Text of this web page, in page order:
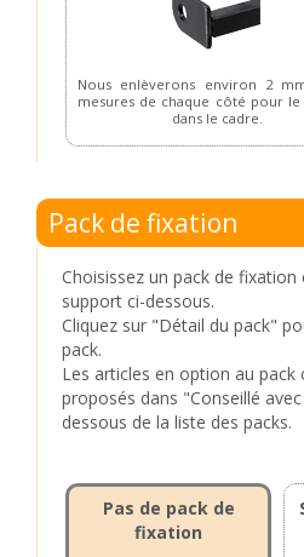
Nous enlèverons environ 2
mesures de chaque côté pour le
dans le cadre.
Pack de fixation
Choisissez un pack de
support ci-dessous.
Cliquez sur "Détail du pack"
pack.
Les articles en option au pack
proposés dans "Conseillé
dessous de la liste des packs.
Pas de pack de
fixation